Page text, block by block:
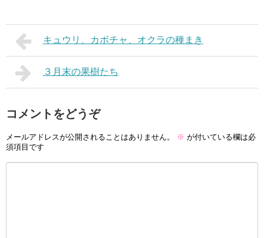
キュウリ、カボチャ、オクラの種まき
３月末の果樹たち
コメントをどうぞ
メールアドレスが公開されることはありません。 ※ が付いている欄は必
須項目です